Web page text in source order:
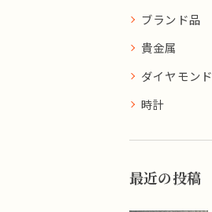
ブランド品
貴金属
ダイヤモンド
時計
最近の投稿